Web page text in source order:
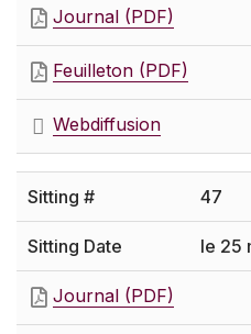
Journal (PDF)
Feuilleton (PDF)
Webdiffusion
47
le 25
Journal (PDF)